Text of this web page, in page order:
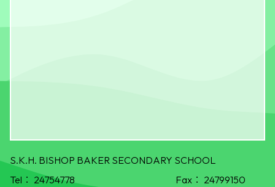
S.K.H. BISHOP BAKER SECONDARY SCHOOL
Tel： 24754778 Fax： 24799150